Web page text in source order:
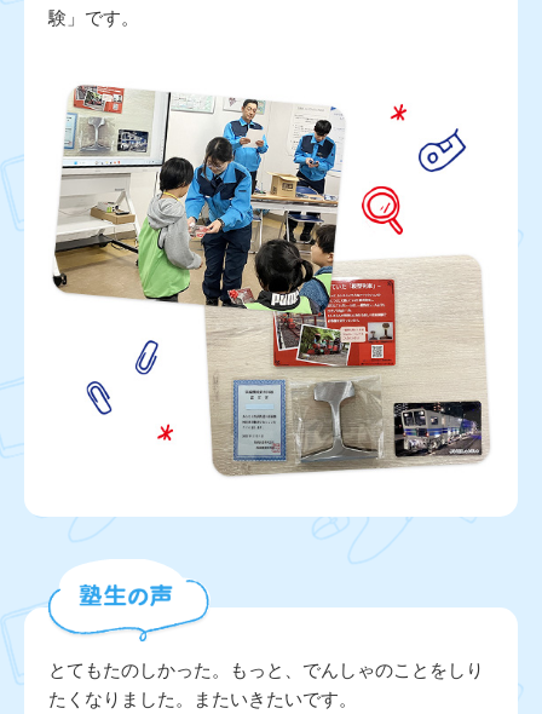
験」です。
とてもたのしかった。もっと、でんしゃのことをしり
たくなりました。またいきたいです。